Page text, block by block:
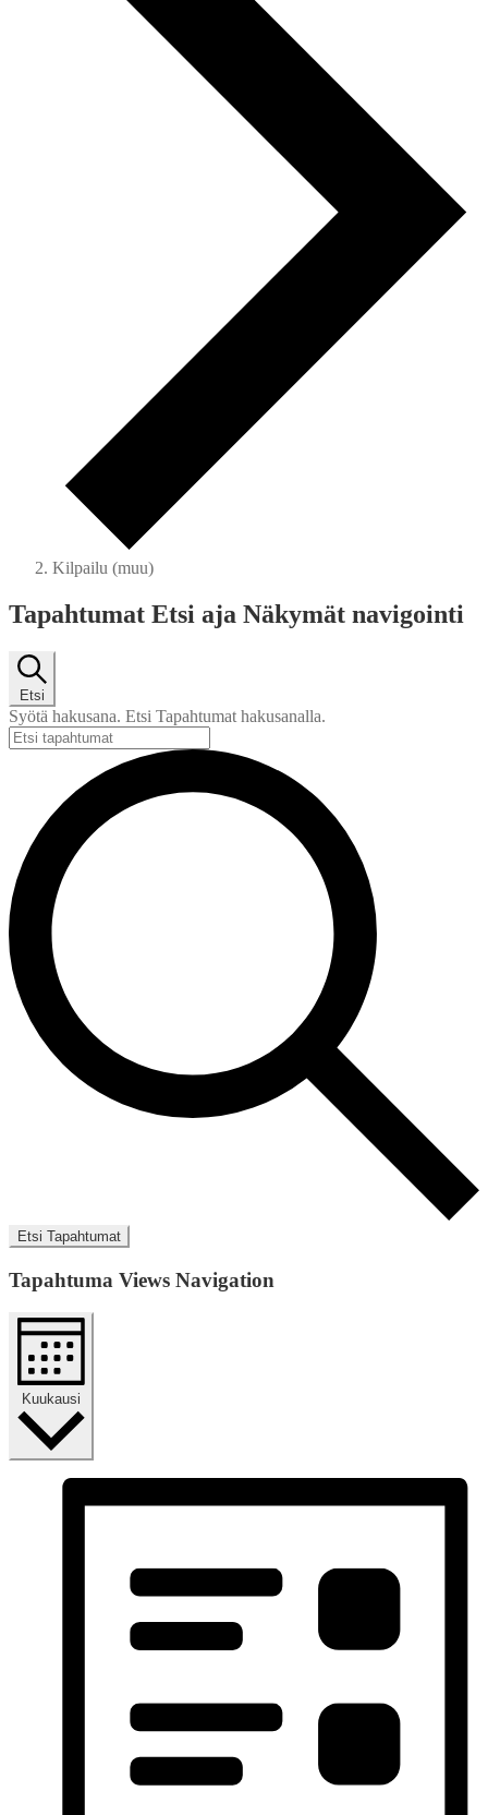
Kilpailu (muu)
Tapahtumat
Tapahtumat Etsi aja Näkymät navigointi
Etsi
Syötä hakusana. Etsi Tapahtumat hakusanalla.
Etsi Tapahtumat
Tapahtuma Views Navigation
Kuukausi